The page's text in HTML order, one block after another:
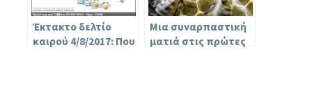
Έκτακτο δελτίο
καιρού 4/8/2017: Που
Μια συναρπαστική
ματιά στις πρώτες